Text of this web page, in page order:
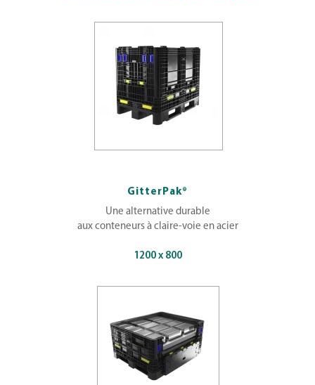
GitterPak®
Une alternative durable
aux conteneurs à claire-voie en acier
1200 x 800